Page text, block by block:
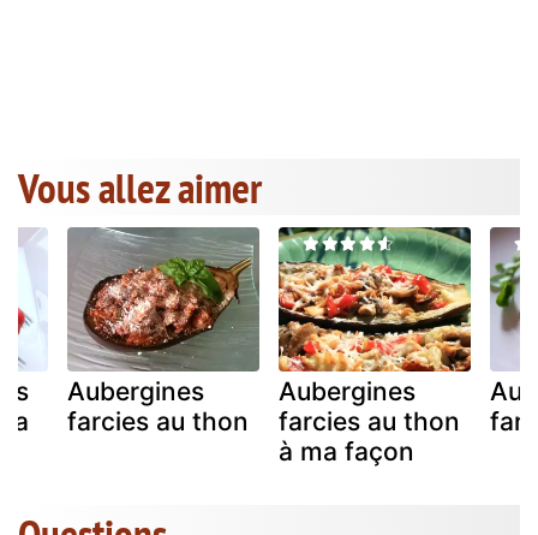
Vous allez aimer
la
Aubergines
farcies au thon
Aubergines
farcies au thon
à ma façon